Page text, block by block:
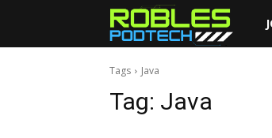
Tags Java
Tag: Java